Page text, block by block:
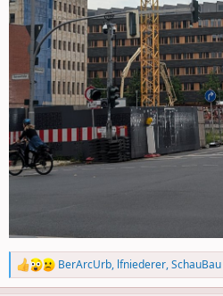
R
e
BerArcUrb, lfniederer,SchauBau